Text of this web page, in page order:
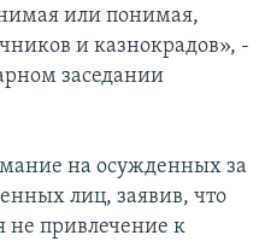
или понимая,
и казнокрадов», -
заседании
на осужденных за
лиц, заявив, что
не привлечение к